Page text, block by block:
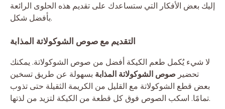
إليك بعض الأفكار التي ستساعدك على تقديم هذه الحلوى الرائعة
بأفضل شكل.
التقديم مع صوص الشوكولاتة المذابة
لا شيء يُكمل طعم الكيكة أفضل من صوص الشوكولاتة. يمكنك
تحضير صوص الشوكولاتة المذابة بسهولة عن طريق تسخين
بعض قطع الشوكولاتة مع القليل من الكريمة الثقيلة حتى تذوب
تمامًا. اسكب الصوص فوق كل قطعة من الكيكة لتزيد من لذتها.